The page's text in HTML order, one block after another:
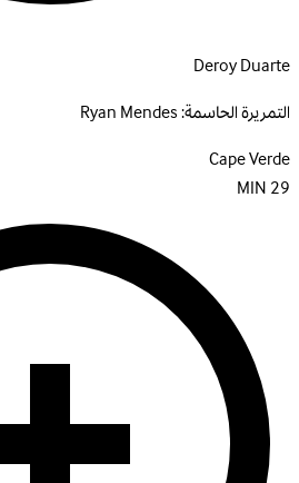
Deroy Duarte
التمريرة الحاسمة:Ryan Mendes
Cape Verde
29
MIN